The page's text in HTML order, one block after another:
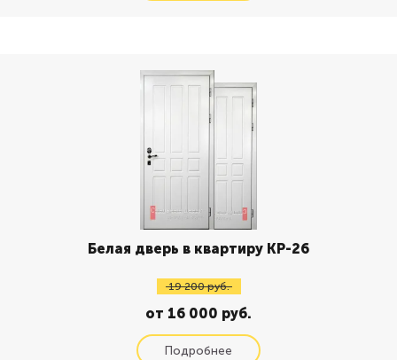
Белая дверь в квартиру КР-26
19 200 руб.
от 16 000 руб.